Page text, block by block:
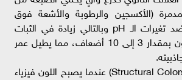
(الأكسجين والرطوبة والأشعة فوق
البنفسجية) ويثبتها ضد تغيرات الـ pH وبالتالي زيادة في الثبات
الحراري والضوئي للون بمقدار 3 إلى 10 أضعاف، مما يطيل عمر
-2 الألوان البنيوية (Structural Colors) عندما يصبح اللون فيزياء